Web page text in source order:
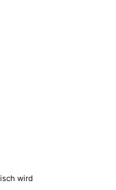
wird